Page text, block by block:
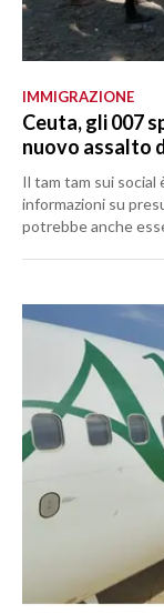
IMMIGRAZIONE
Ceuta, gli 007
nuovo assalto
Il tam tam sui social
informazioni su
potrebbe anche